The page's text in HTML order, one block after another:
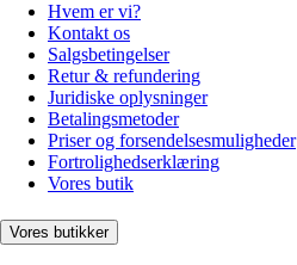
Hvem er vi?
Kontakt os
Salgsbetingelser
Retur & refundering
Juridiske oplysninger
Betalingsmetoder
Priser og forsendelsesmuligheder
Fortrolighedserklæring
Vores butik
Vores butikker